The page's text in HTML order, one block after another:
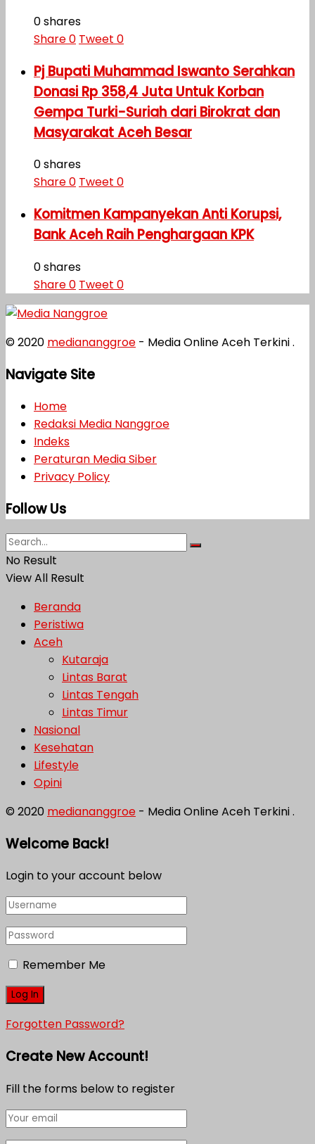
0 shares
Share0 Tweet 0
Pj Bupati Muhammad Iswanto Serahkan
Donasi Rp 358,4 Juta Untuk Korban
Gempa Turki-Suriah dari Birokrat dan
Masyarakat Aceh Besar
0 shares
Share0 Tweet 0
Komitmen Kampanyekan Anti Korupsi,
Bank Aceh Raih Penghargaan KPK
0 shares
Share0 Tweet 0
© 2020 mediananggroe - Media Online Aceh Terkini .
Navigate Site
Home
Redaksi Media Nanggroe
Indeks
Peraturan Media Siber
Privacy Policy
Follow Us
No Result
View All Result
Beranda
Peristiwa
Aceh
Kutaraja
Lintas Barat
Lintas Tengah
Lintas Timur
Nasional
Kesehatan
Lifestyle
Opini
© 2020 mediananggroe - Media Online Aceh Terkini .
Welcome Back!
Login to your account below
Remember Me
Forgotten Password?
Create New Account!
Fill the forms below to register